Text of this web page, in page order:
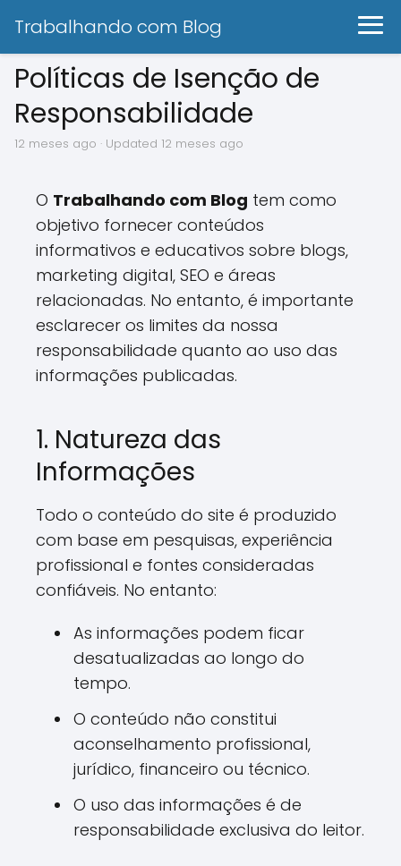
Trabalhando com Blog
Políticas de Isenção de
Responsabilidade
12 meses ago · Updated 12 meses ago
O Trabalhando com Blog tem como
objetivo fornecer conteúdos
informativos e educativos sobre blogs,
marketing digital, SEO e áreas
relacionadas. No entanto, é importante
esclarecer os limites da nossa
responsabilidade quanto ao uso das
informações publicadas.
1. Natureza das
Informações
Todo o conteúdo do site é produzido
com base em pesquisas, experiência
profissional e fontes consideradas
confiáveis. No entanto:
As informações podem ficar
desatualizadas ao longo do
tempo.
O conteúdo não constitui
aconselhamento profissional,
jurídico, financeiro ou técnico.
O uso das informações é de
responsabilidade exclusiva do leitor.